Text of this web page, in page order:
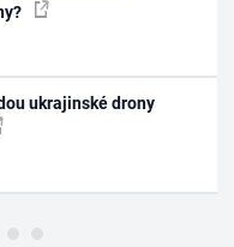
ukrajinské drony